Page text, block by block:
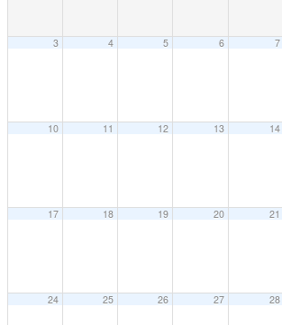
3 4 5 6 7
10 11 12 13 14
17 18 19 20 21
24 25 26 27 28